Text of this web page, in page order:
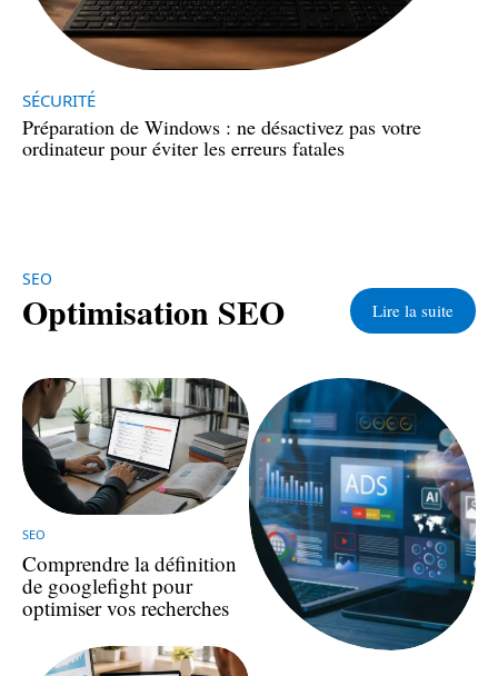
SÉCURITÉ
Préparation de Windows : ne désactivez pas votre
ordinateur pour éviter les erreurs fatales
SEO
Optimisation SEO Lire la suite
SEO
Comprendre la définition
de googlefight pour
optimiser vos recherches